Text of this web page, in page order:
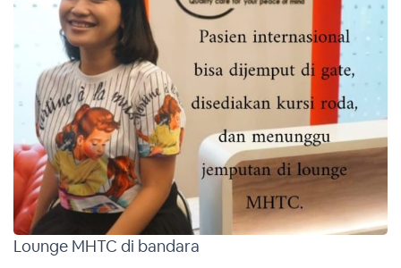
Lounge MHTC di bandara